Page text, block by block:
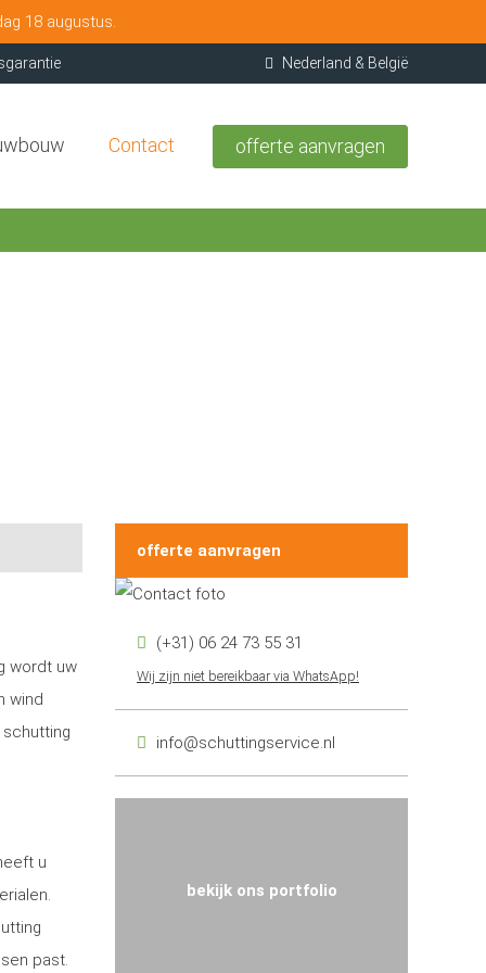
18 augustus.
Nederland & België
Contact offerte aanvragen
wordt uw
wind
u
past.
offerte aanvragen
(+31) 06 24 73 55 31
Wij zijn niet bereikbaar via WhatsApp!
info@schuttingservice.nl
bekijk ons portfolio